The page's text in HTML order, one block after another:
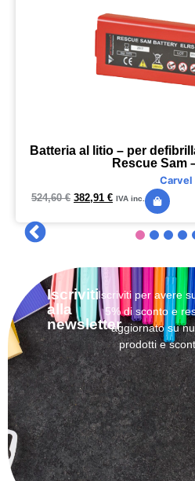
Batteria al litio – per
Rescue Sam
Carvel
524,60€ 382,91 € IVA inc.
Iscriviti
alla
newsletter
Iscriviti per avere
5% di sconto e
aggiornato su
prodotti e